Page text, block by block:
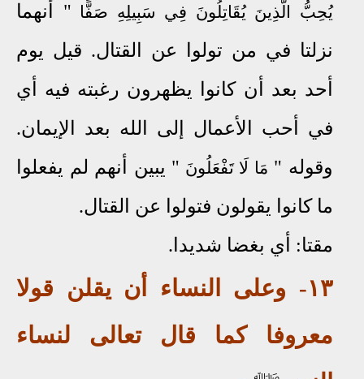
يُحِبُّ الَّذِينَ يُقَاتِلُونَ فِي سَبِيلِهِ صَفًّا " أنهما
نزلتا في من تولوا عن القتال. قيل يوم
أحد بعد أن كانوا يظهرون رغبته فيه أي
في أحب الأعمال إلى الله بعد الإيمان.
وقوله " مَا لَا تَفْعَلُونَ " يبين أنهم لم يفعلوا
ما كانوا يقولون فتولوا عن القتال.
مقتا: أي بغضا شديدا.
١٣- وعلى النساء أن يقلن قولا
معروفا كما قال تعالى لنساء